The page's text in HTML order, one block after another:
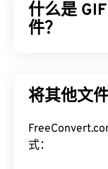
应用程序之间
Windows 图元
WMF 可以在
CorelDraw
在 Windows 和
Adob​​e Illustrator
什么是
件？
缩的BMP文件
社交媒体上的
情包。
将其他文
式：